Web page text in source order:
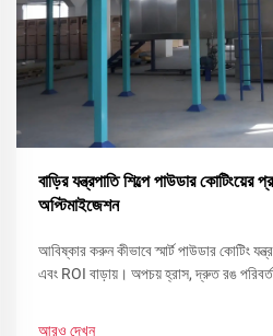
বাড়ির যন্ত্রপাতি শিল্পে পাউডার
অপ্টিমাইজেশন
আবিষ্কার করুন কীভাবে স্মার্ট পাউডার কোটিং
এবং ROI বাড়ায়। অপচয় হ্রাস, দ্রুত রঙ
আরও দেখুন